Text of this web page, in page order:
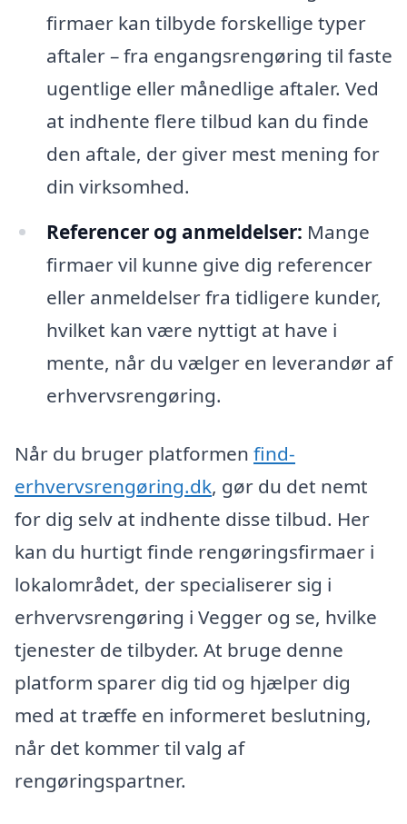
firmaer kan tilbyde forskellige typer
aftaler – fra engangsrengøring til faste
ugentlige eller månedlige aftaler. Ved
at indhente flere tilbud kan du finde
den aftale, der giver mest mening for
din virksomhed.
Referencer og anmeldelser: Mange
firmaer vil kunne give dig referencer
eller anmeldelser fra tidligere kunder,
hvilket kan være nyttigt at have i
mente, når du vælger en leverandør af
erhvervsrengøring.
Når du bruger platformen find-
erhvervsrengøring.dk, gør du det nemt
for dig selv at indhente disse tilbud. Her
kan du hurtigt finde rengøringsfirmaer i
lokalområdet, der specialiserer sig i
erhvervsrengøring i Vegger og se, hvilke
tjenester de tilbyder. At bruge denne
platform sparer dig tid og hjælper dig
med at træffe en informeret beslutning,
når det kommer til valg af
rengøringspartner.